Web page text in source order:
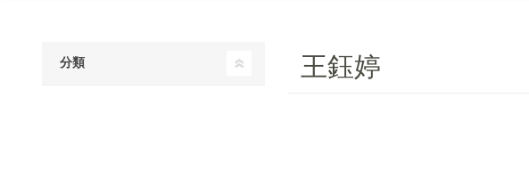
王鈺婷
分類